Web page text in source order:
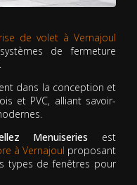
de volet à Vernajoul
de fermeture
dans la conception et
et PVC, alliant savoir-
Menuiseries est
à Vernajoul proposant
types de fenêtres pour